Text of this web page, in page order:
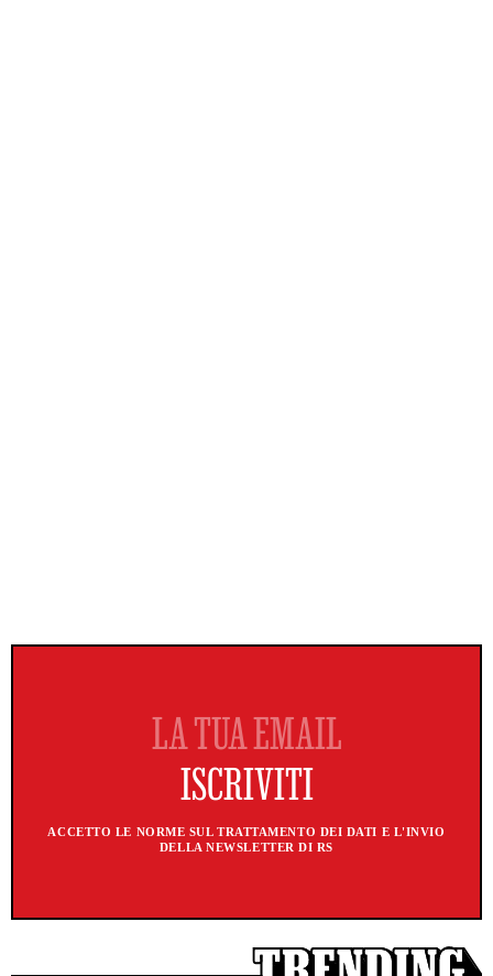
ACCETTO LE NORME SUL TRATTAMENTO DEI DATI E L'INVIO
DELLA NEWSLETTER DI RS